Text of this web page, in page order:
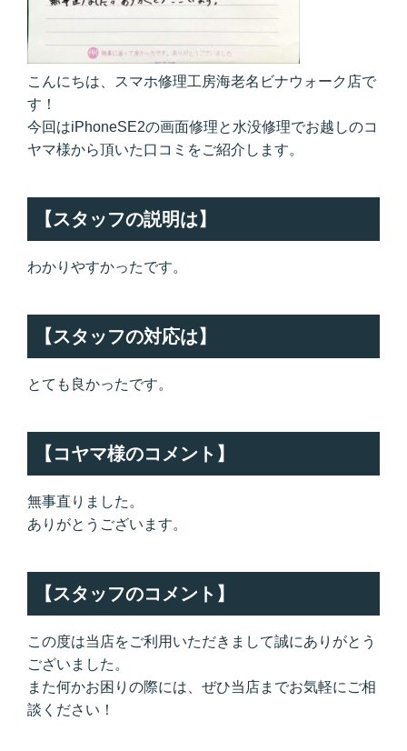
こんにちは、スマホ修理工房海老名ビナウォーク店で
す！
今回はiPhoneSE2の画面修理と水没修理でお越しのコ
ヤマ様から頂いた口コミをご紹介します。
【スタッフの説明は】
わかりやすかったです。
【スタッフの対応は】
とても良かったです。
【コヤマ様のコメント】
無事直りました。
ありがとうございます。
【スタッフのコメント】
この度は当店をご利用いただきまして誠にありがとう
ございました。
また何かお困りの際には、ぜひ当店までお気軽にご相
談ください！